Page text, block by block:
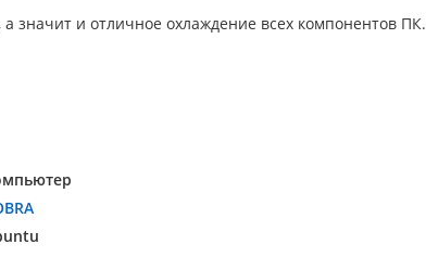
значит и отличное охлаждение всех компонентов ПК.